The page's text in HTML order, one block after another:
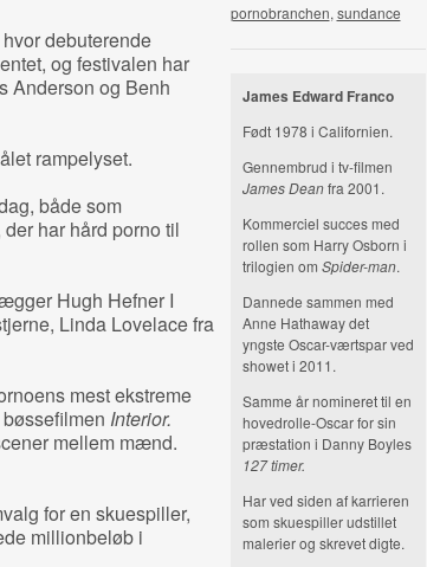
debuterende
og festivalen har
Anderson og Benh
rampelyset.
både som
har hård porno til
Hugh Hefner I
Linda Lovelace fra
mest ekstreme
Interior.
mellem mænd.
for en skuespiller,
millionbeløb i
pornobranchen, sundance
James Edward Franco
Født 1978 i Californien.
Gennembrud i tv-filmen
James Deanfra 2001.
Kommerciel succes med
rollen som Harry Osborn i
trilogien om Spider-man.
Dannede sammen med
Anne Hathaway det
yngste Oscar-værtspar ved
showet i 2011.
Samme år nomineret til en
hovedrolle-Oscar for sin
præstation i Danny Boyles
127 timer.
Har ved siden af karrieren
som skuespiller udstillet
malerier og skrevet digte.